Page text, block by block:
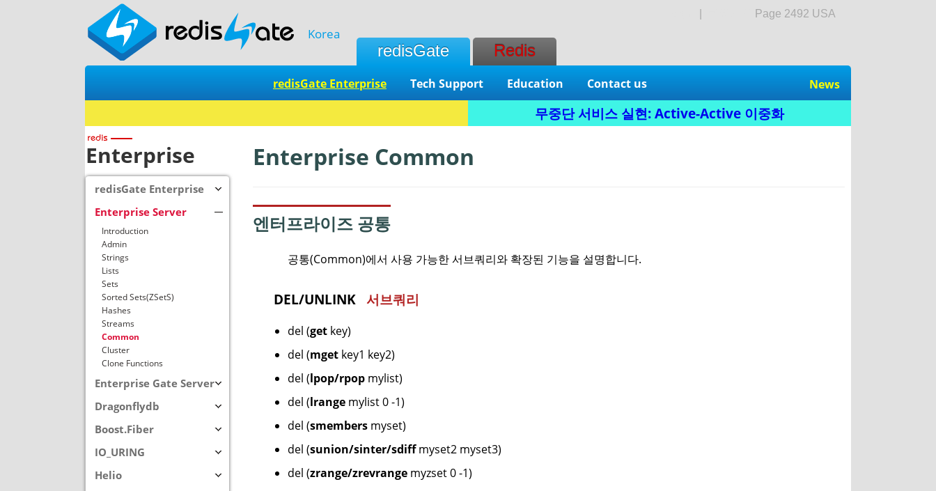
Korea
Page 2492 USA
redisGate Redis
redisGate Enterprise Tech Support Education Contact us News
무중단 서비스 실현: Active-Active 이중화
Enterprise
redisGate Enterprise
Enterprise Server
Introduction
Admin
Strings
Lists
Sets
Sorted Sets(ZSetS)
Hashes
Streams
Common
Cluster
Clone Functions
Enterprise Gate Server
Dragonflydb
Boost.Fiber
IO_URING
Helio
Enterprise Common
엔터프라이즈 공통
공통(Common)에서 사용 가능한 서브쿼리와 확장된 기능을 설명합니다.
DEL/UNLINK 서브쿼리
del (get key)
del (mget key1 key2)
del (lpop/rpop mylist)
del (lrange mylist 0 -1)
del (smembers myset)
del (sunion/sinter/sdiffmyset2 myset3)
del (zrange/zrevrange myzset 0 -1)